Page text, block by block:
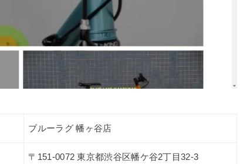
ブルーラグ 幡ヶ谷店
〒151-0072 東京都渋谷区幡ケ谷2丁目32-3